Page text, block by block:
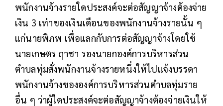
พนักงานจ้างรายใดประสงค์จะต่อสัญญาจ้างต้องจ่าย
เงิน 3 เท่าของเงินเดือนของพนักงานจ้างรายนั้น ๆ
แก่นายพิภพ เพื่อแลกกับการต่อสัญญาจ้างโดยใช้
นายเกษตร ฤาชา รองนายกองค์การบริหารส่วน
ตำบลทุ่มสั่งพนักงานจ้างรายหนึ่งให้ไปแจ้งบรรดา
พนักงานจ้างขององค์การบริหารส่วนตำบลทุ่มราย
อื่น ๆ ว่าผู้ใดประสงค์จะต่อสัญญาจ้างต้องจ่ายเงินให้